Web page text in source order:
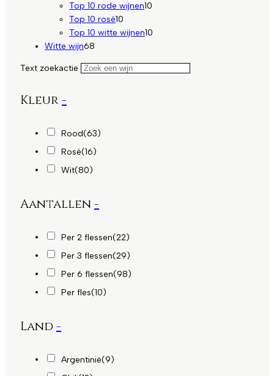
Top 10 rode wijnen10
Top 10 rosé10
producten
Top 10 witte wijnen10
Witte wijn68
Text zoekactie
Kleur-
Rood(63)
Rosé(16)
Wit(80)
Aantallen-
Per 2 flessen(22)
Per 3 flessen(29)
Per 6 flessen(98)
Per fles(10)
Land -
Argentinië(9)